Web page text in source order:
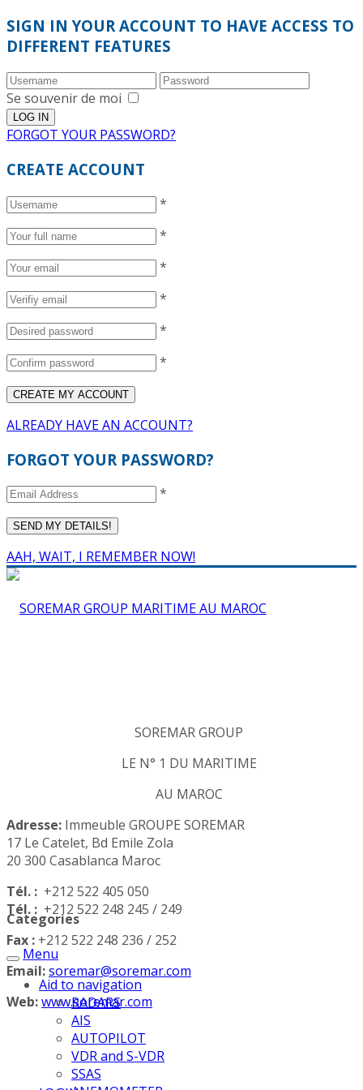
SIGN IN YOUR ACCOUNT TO HAVE ACCESS TO
DIFFERENT FEATURES
Se souvenir de moi
FORGOT YOUR PASSWORD?
CREATE ACCOUNT
*
*
*
*
*
*
ALREADY HAVE AN ACCOUNT?
FORGOT YOUR PASSWORD?
*
AAH, WAIT, I REMEMBER NOW!
SOREMAR GROUP
LE N° 1 DU MARITIME
AU MAROC
Adresse: Immeuble GROUPE SOREMAR
17 Le Catelet, Bd Emile Zola
20 300 Casablanca Maroc
Tél. : +212 522 405 050
Tél. : +212 522 248 245 / 249
Fax : +212 522 248 236 / 252
Email:soremar@soremar.com
Web:www.soremar.com
Categories
Menu
Aid to navigation
RADARS
AIS
AUTOPILOT
VDR and S-VDR
SSAS